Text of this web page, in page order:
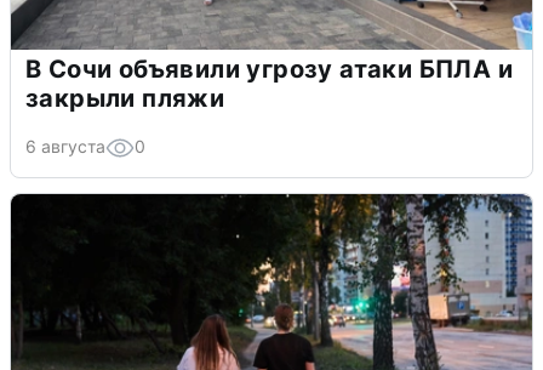
В Сочи объявили угрозу атаки БПЛА и
закрыли пляжи
6 августа 0